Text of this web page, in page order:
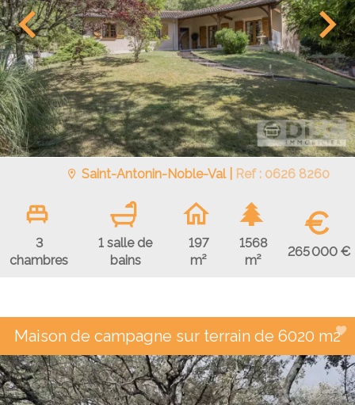
Saint-Antonin-Noble-Val | Ref : 0626 8260
3
chambres
1 salle de
bains
197
m²
1568
m²
€
265 000 €
Maison de campagne sur terrain de 6020 m2